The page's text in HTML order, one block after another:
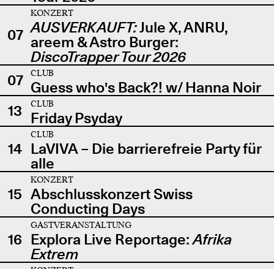
07
KONZERT
AUSVERKAUFT:Jule X, ANRU,
areem & Astro Burger:
DiscoTrapper Tour 2026
07
CLUB
Guess who's Back?! w/ Hanna Noir
13
CLUB
Friday Psyday
14
CLUB
LaVIVA – Die barrierefreie Party für
alle
15
KONZERT
Abschlusskonzert Swiss
Conducting Days
16
GASTVERANSTALTUNG
Explora Live Reportage:Afrika
Extrem